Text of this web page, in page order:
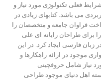
فعلی تکنولوژی مورد نیاز و
می باشد. کتابهای زیادی در
فراوان جامعه و متخصصان را
برای طراحان رایانه ای علی
فارسی ایجاد کرد. در این
موجود در ارائه راهکارها و
نیاز شامل حروفچینی
اهل دنیای موجود طراحی